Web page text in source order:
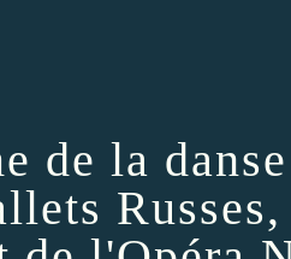
de la